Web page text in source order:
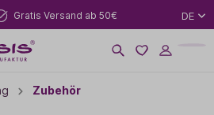
Gratis Versand ab 50€ DE
Zubehör